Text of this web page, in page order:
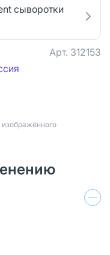
сыворотки
Арт. 312153